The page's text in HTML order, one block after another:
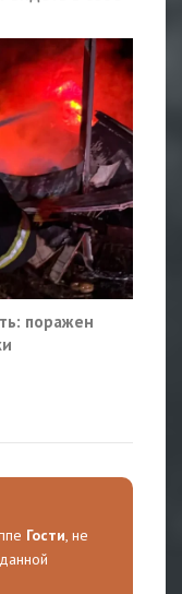
поражен
Гости, не